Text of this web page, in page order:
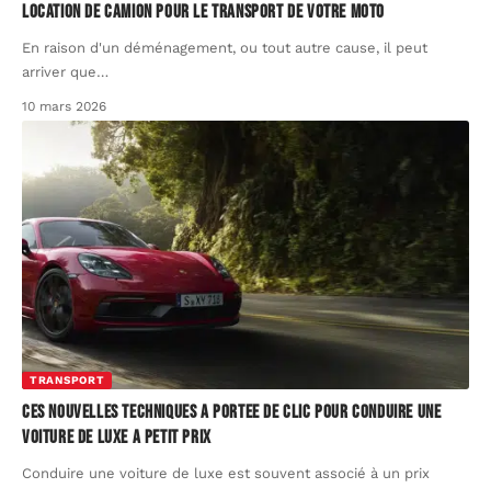
Location de camion pour le transport de votre moto
En raison d'un déménagement, ou tout autre cause, il peut
arriver que…
10 mars 2026
TRANSPORT
Ces nouvelles techniques a portee de clic pour conduire une
voiture de luxe a petit prix
Conduire une voiture de luxe est souvent associé à un prix